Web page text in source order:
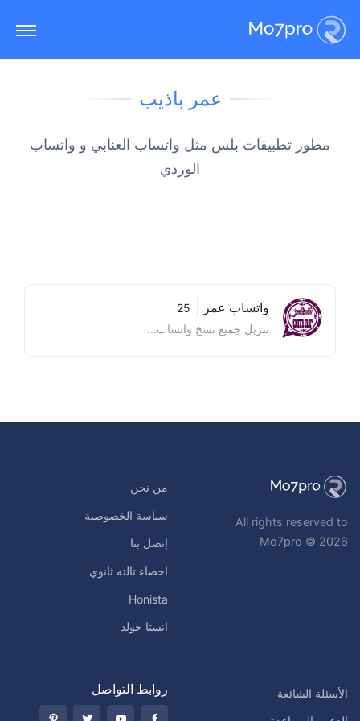
عمر باذيب
مطور تطبيقات بلس مثل واتساب العنابي و واتساب
الوردي
واتساب عمر
25
تنزيل جميع نسخ واتساب...
All rights reserved to
Mo7pro © 2026
من نحن
سياسة الخصوصية
إتصل بنا
احصاء تالته ثانوي
Honista
انستا جولد
الأسئلة الشائعة روابط التواصل